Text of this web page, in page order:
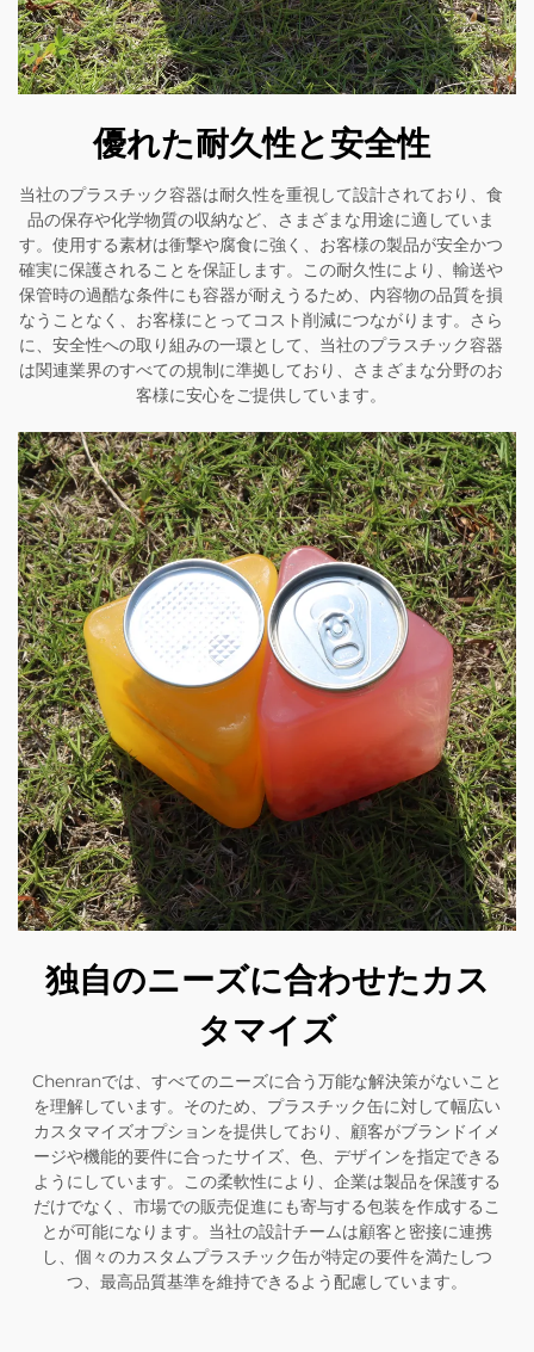
優れた耐久性と安全性
当社のプラスチック容器は耐久性を重視して設計されており、食
品の保存や化学物質の収納など、さまざまな用途に適していま
す。使用する素材は衝撃や腐食に強く、お客様の製品が安全かつ
確実に保護されることを保証します。この耐久性により、輸送や
保管時の過酷な条件にも容器が耐えうるため、内容物の品質を損
なうことなく、お客様にとってコスト削減につながります。さら
に、安全性への取り組みの一環として、当社のプラスチック容器
は関連業界のすべての規制に準拠しており、さまざまな分野のお
客様に安心をご提供しています。
独自のニーズに合わせたカス
タマイズ
Chenranでは、すべてのニーズに合う万能な解決策がないこと
を理解しています。そのため、プラスチック缶に対して幅広い
カスタマイズオプションを提供しており、顧客がブランドイメ
ージや機能的要件に合ったサイズ、色、デザインを指定できる
ようにしています。この柔軟性により、企業は製品を保護する
だけでなく、市場での販売促進にも寄与する包装を作成するこ
とが可能になります。当社の設計チームは顧客と密接に連携
し、個々のカスタムプラスチック缶が特定の要件を満たしつ
つ、最高品質基準を維持できるよう配慮しています。